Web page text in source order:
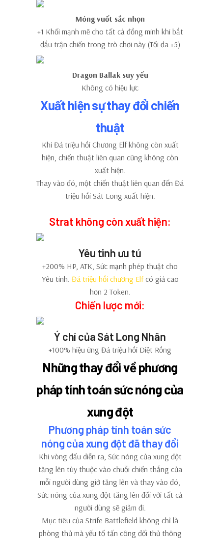
Móng vuốt sắc nhọn
+1 Khối mạnh mẽ cho tất cả đồng minh khi bắt
đầu trận chiến trong trò chơi này (Tối đa +5)
Dragon Ballak suy yếu
Không có hiệu lực
Xuất hiện sự thay đổi chiến
thuật
Khi Đá triệu hồi Chương Elf không còn xuất
hiện, chiến thuật liên quan cũng không còn
xuất hiện.
Thay vào đó, một chiến thuật liên quan đến Đá
triệu hồi Sát Long xuất hiện.
Strat không còn xuất hiện:
Yêu tinh ưu tú
+200% HP, ATK, Sức mạnh phép thuật cho
Yêu tinh. Đá triệu hồi chương Elfcó giá cao
hơn 2 Token.
Chiến lược mới:
Ý chí của Sát Long Nhân
+100% hiệu ứng Đá triệu hồi Diệt Rồng
Những thay đổi về phương
pháp tính toán sức nóng của
xung đột
Phương pháp tính toán sức
nóng của xung đột đã thay đổi
Khi vòng đấu diễn ra, Sức nóng của xung đột
tăng lên tùy thuộc vào chuỗi chiến thắng của
mỗi người dùng giờ tăng lên và thay vào đó,
Sức nóng của xung đột tăng lên đối với tất cả
người dùng sẽ giảm đi.
Mục tiêu của Strife Battlefield không chỉ là
phòng thủ mà yếu tố tấn công đối thủ thông